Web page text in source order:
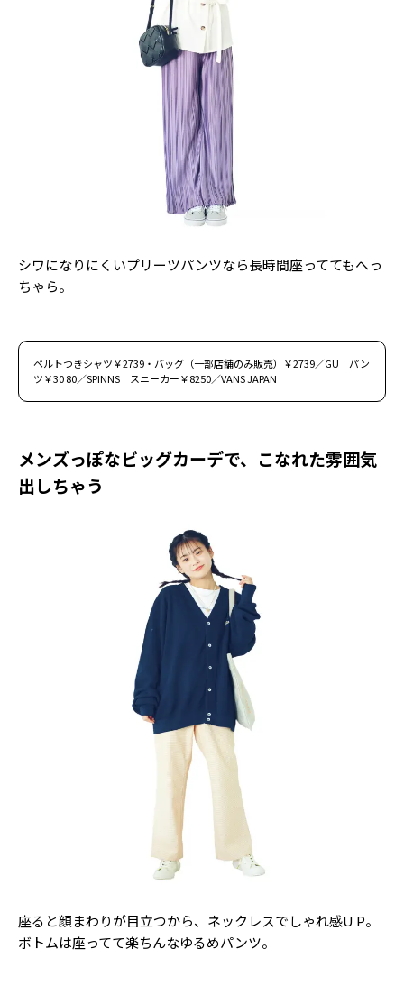
シワになりにくいプリーツパンツなら長時間座っててもへっ
ちゃら。
ベルトつきシャツ￥2739・バッグ（一部店舗のみ販売）￥2739／GU パン
ツ￥30 80／SPINNS スニーカー￥8250／VANS JAPAN
メンズっぽなビッグカーデで、こなれた雰囲気
出しちゃう
座ると顔まわりが目立つから、ネックレスでしゃれ感U P。
ボトムは座ってて楽ちんなゆるめパンツ。